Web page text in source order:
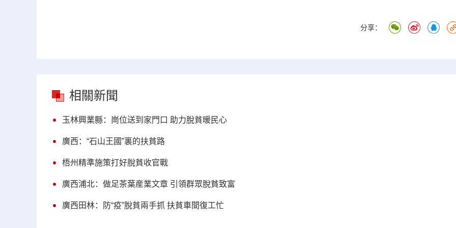
分享：
相關新聞
玉林興業縣：崗位送到家門口 助力脫貧暖民心
廣西：“石山王國”裏的扶貧路
梧州精準施策打好脫貧收官戰
廣西浦北：做足茶葉産業文章 引領群眾脫貧致富
廣西田林：防“疫”脫貧兩手抓 扶貧車間復工忙